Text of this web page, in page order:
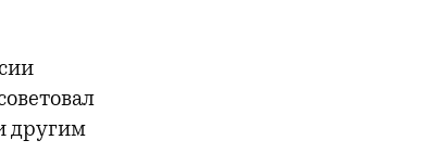
другим